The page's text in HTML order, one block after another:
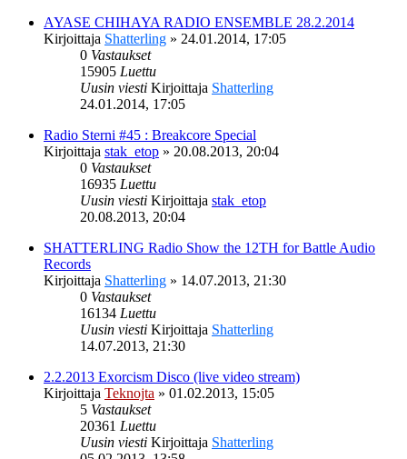
AYASE CHIHAYA RADIO ENSEMBLE 28.2.2014
Kirjoittaja Shatterling » 24.01.2014, 17:05
0 Vastaukset
15905 Luettu
Uusin viesti Kirjoittaja Shatterling
24.01.2014, 17:05
Radio Sterni #45 : Breakcore Special
Kirjoittaja stak_etop » 20.08.2013, 20:04
0 Vastaukset
16935 Luettu
Uusin viesti Kirjoittaja stak_etop
20.08.2013, 20:04
SHATTERLING Radio Show the 12TH for Battle Audio
Records
Kirjoittaja Shatterling » 14.07.2013, 21:30
0 Vastaukset
16134 Luettu
Uusin viesti Kirjoittaja Shatterling
14.07.2013, 21:30
2.2.2013 Exorcism Disco (live video stream)
Kirjoittaja Teknojta » 01.02.2013, 15:05
5 Vastaukset
20361 Luettu
Uusin viesti Kirjoittaja Shatterling